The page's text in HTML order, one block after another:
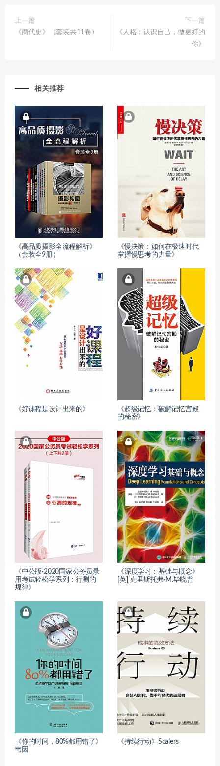
上一篇
《商代史》（套装共11卷）
下一篇
《人格：认识自己，做更好的
你》
相关推荐
《高品质摄影全流程解析》
（套装全9册）
《慢决策：如何在极速时代
掌握慢思考的力量》
《好课程是设计出来的》
《超级记忆：破解记忆宫殿
的秘密》
《中公版·2020国家公务员录
用考试轻松学系列：行测的
规律》
《深度学习：基础与概念》
[英] 克里斯托弗·M.毕晓普
《你的时间，80%都用错了》
韦因
《持续行动》Scalers